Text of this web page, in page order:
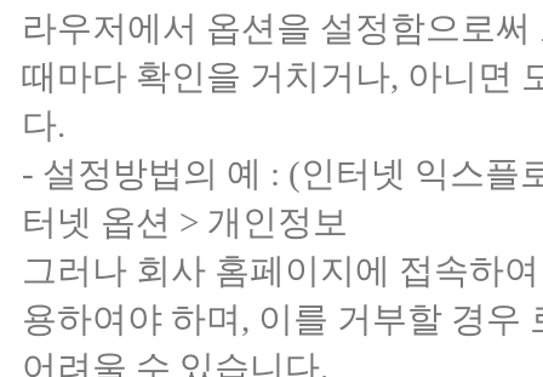
라우저에서 옵션을 설정함으로
때마다 확인을 거치거나, 아니면
다.
- 설정방법의 예 : (인터넷 익스플
터넷 옵션 > 개인정보
그러나 회사 홈페이지에 접속하
용하여야 하며, 이를 거부할 경우
어려울 수 있습니다.